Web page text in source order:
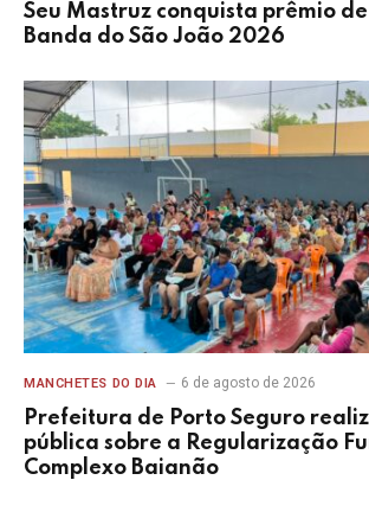
Seu Mastruz conquista prêmio
Banda do São João 2026
MANCHETES DO DIA 6 de agosto de 2026
Prefeitura de Porto Seguro
pública sobre a Regularização
Complexo Baianão